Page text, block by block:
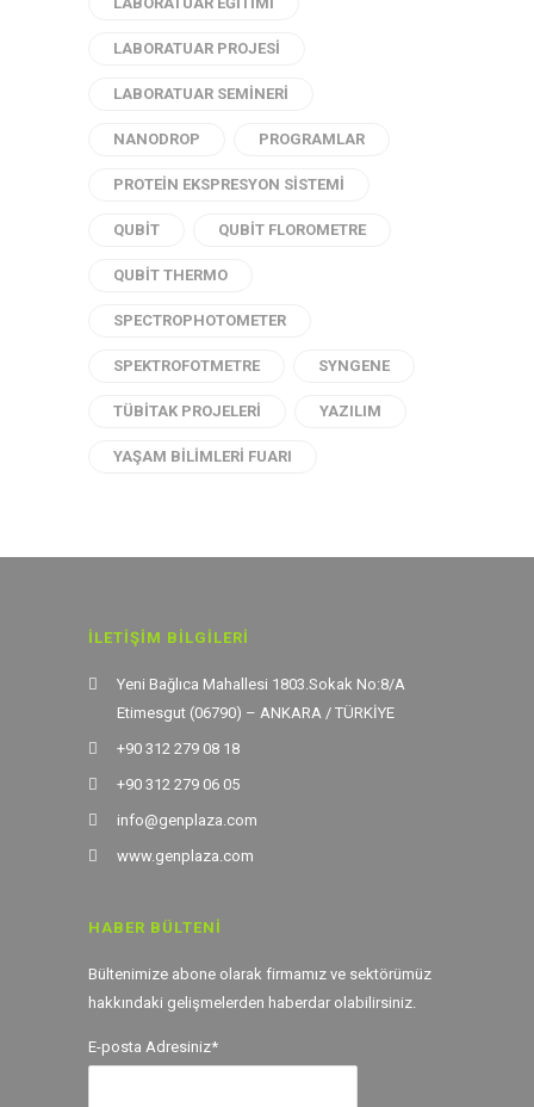
LABORATUAR PROJESI
LABORATUAR SEMINERI
NANODROP PROGRAMLAR
PROTEIN EKSPRESYON SISTEMI
QUBIT QUBIT FLOROMETRE
QUBIT THERMO
SPECTROPHOTOMETER
SPEKTROFOTMETRE SYNGENE
TÜBITAK PROJELERI YAZILIM
YAŞAM BILIMLERI FUARI
İLETIŞIM BILGILERI
Yeni Bağlıca Mahallesi 1803.Sokak No:8/A
Etimesgut (06790) – ANKARA / TÜRKİYE
+90 312 279 08 18
+90 312 279 06 05
info@genplaza.com
www.genplaza.com
HABER BÜLTENI
Bültenimize abone olarak firmamız ve sektörümüz
hakkındaki gelişmelerden haberdar olabilirsiniz.
E-posta Adresiniz*